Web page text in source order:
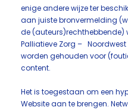
enige andere wijze ter
aan juiste bronvermelding
de (auteurs)rechthebbende)
Palliatieve Zorg –
worden gehouden voor
content.
Het is toegestaan om een
Website aan te brengen.